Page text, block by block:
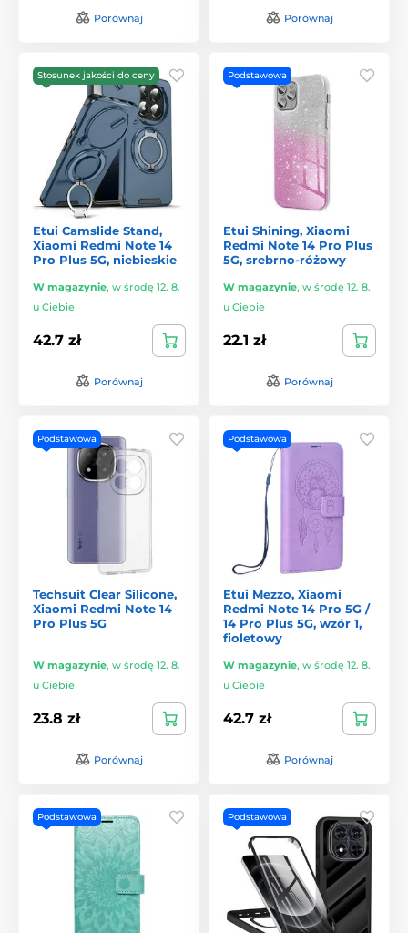
Porównaj Porównaj
Stosunek jakości do ceny
Etui Camslide Stand,
Xiaomi Redmi Note 14
Pro Plus 5G, niebieskie
W magazynie, w środę 12. 8.
u Ciebie
42.7 zł
Porównaj
Podstawowa
Etui Shining, Xiaomi
Redmi Note 14 Pro Plus
5G, srebrno-różowy
W magazynie, w środę 12. 8.
u Ciebie
22.1 zł
Porównaj
Podstawowa
Techsuit Clear Silicone,
Xiaomi Redmi Note 14
Pro Plus 5G
W magazynie, w środę 12. 8.
u Ciebie
23.8 zł
Porównaj
Podstawowa
Etui Mezzo, Xiaomi
Redmi Note 14 Pro 5G /
14 Pro Plus 5G, wzór 1,
fioletowy
W magazynie, w środę 12. 8.
u Ciebie
42.7 zł
Porównaj
Podstawowa Podstawowa